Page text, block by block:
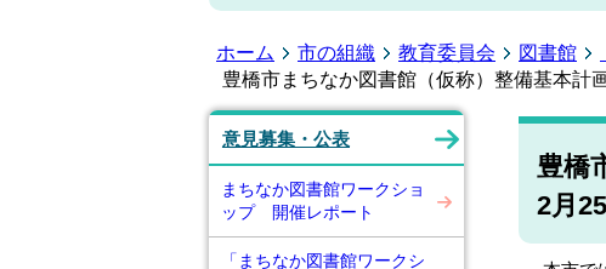
ホーム 市の組織 教育委員会 図書館
豊橋市まちなか図書館（仮称）整備基本計
意見募集・公表
まちなか図書館ワークショ
ップ 開催レポート
「まちなか図書館ワークシ
豊橋
2月